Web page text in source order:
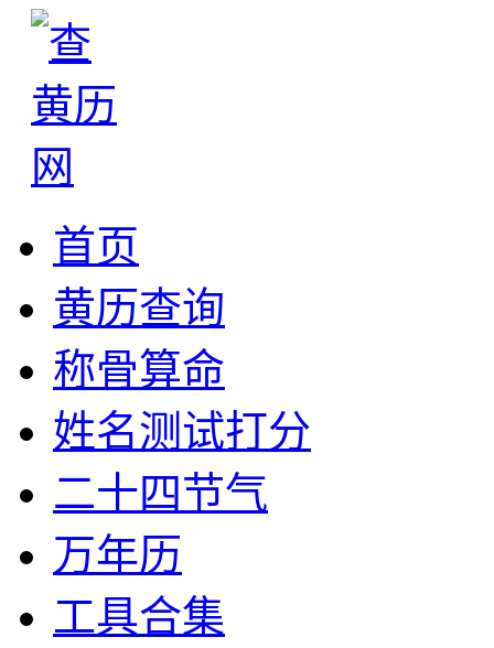
首页
黄历查询
称骨算命
姓名测试打分
二十四节气
万年历
工具合集